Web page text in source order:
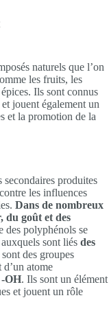
naturels que l’on
les fruits, les
Ils sont connus
jouent également un
et la promotion de la
secondaires produites
les influences
Dans de nombreux
du goût et des
des polyphénols se
sont liés des
sont des groupes
d’un atome
-OH. Ils sont un élément
et jouent un rôle